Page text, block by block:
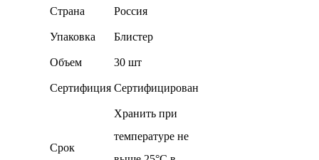
Страна Россия
Упаковка Блистер
Объем 30 шт
Сертифиция Сертифицирован
Cрок
Хранить при
температуре не